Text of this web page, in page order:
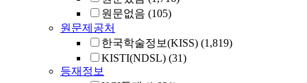
원문없음 (105)
원문제공처
한국학술정보(KISS) (1,819)
KISTI(NDSL) (31)
등재정보